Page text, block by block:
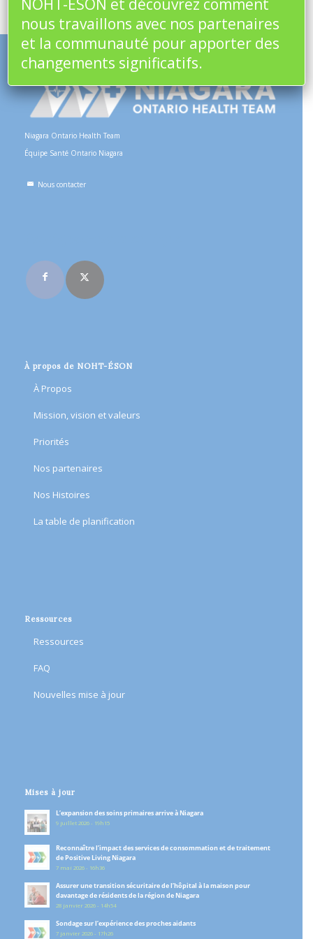
Niagara Ontario Health Team
Équipe Santé Ontario Niagara
Nous contacter
À propos de NOHT-ÉSON
À Propos
Mission, vision et valeurs
Priorités
Nos partenaires
Nos Histoires
​La table de planification​
Ressources
Ressources
FAQ
Nouvelles mise à jour
Mises à jour
L’expansion des soins primaires arrive à Niagara
9 juillet 2026 - 19h15
Reconnaître l’impact des services de consommation et de traitement
de Positive Living Niagara
7 mai 2026 - 16h36
Assurer une transition sécuritaire de l’hôpital à la maison pour
davantage de résidents de la région de Niagara
28 janvier 2026 - 14h54
Sondage sur l’expérience des proches aidants
7 janvier 2026 - 17h26
NOHT-ÉSON et découvrez comment
nous travaillons avec nos partenaires
et la communauté pour apporter des
changements significatifs.